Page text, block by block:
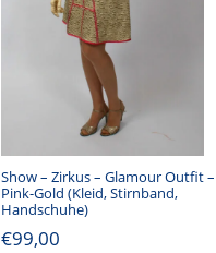
Show – Zirkus – Glamour Outfit –
Pink-Gold (Kleid, Stirnband,
Handschuhe)
€99,00